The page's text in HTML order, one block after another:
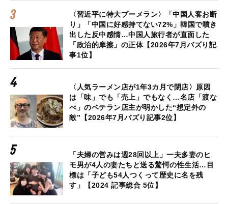
〈習近平に特大ブーメラン〉「中国人客お断
り」「中国に好感持てない72%」韓国で噴き
出した反中感情…中国人旅行者が直面した
「政治的摩擦」の正体【2026年7月バズり記
事1位】
〈人気ラーメン店が1年3カ月で閉店〉原因
は「味」でも「売上」でもなく…名店「渡な
べ」のベテラン店主が明かした“想定外の
敵”【2026年7月バズり記事2位】
「夫婦の営みは週28回以上」一夫多妻のヒ
モ男が4人の妻たちと送る驚愕の性生活…目
標は「子ども54人つくって歴史に名を残
す」【2024 記事総合 5位】